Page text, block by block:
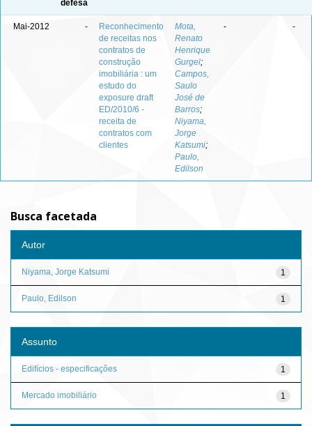
defesa
Mai-2012 -
Reconhecimento
de receitas nos
contratos de
construção
imobiliária : um
estudo do
exposure draft
ED/2010/6 -
receita de
contratos com
clientes
Mota,
Renato
Henrique
Gurgel;
Campos,
Saulo
José de
Barros;
Niyama,
Jorge
Katsumi;
Paulo,
Edilson
- -
Busca facetada
Autor
1
Niyama, Jorge Katsumi
1
Paulo, Edilson
Assunto
1
Edifícios - especificações
1
Mercado imobiliário